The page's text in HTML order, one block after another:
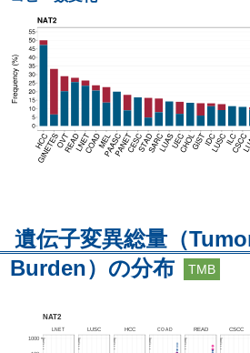
遺伝子変異総量（
Burden）の分布
TMB